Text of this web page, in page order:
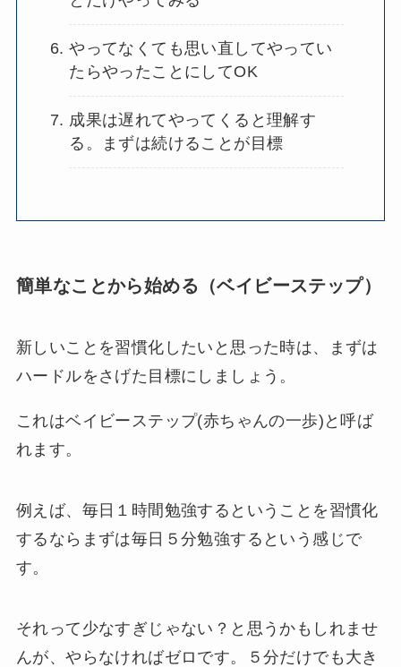
やってなくても思い直してやってい
たらやったことにしてOK
成果は遅れてやってくると理解す
る。まずは続けることが目標
簡単なことから始める（ベイビーステップ）
新しいことを習慣化したいと思った時は、
まずは
ハードルをさげた目標にしましょう。
これはベイビーステップ(赤ちゃんの一歩)と呼ば
れます。
例えば、毎日１時間勉強するということを習慣化
するならまずは毎日５分勉強するという感じで
す。
それって少なすぎじゃない？と思うかもしれませ
んが、やらなければゼロです。５分だけでも大き